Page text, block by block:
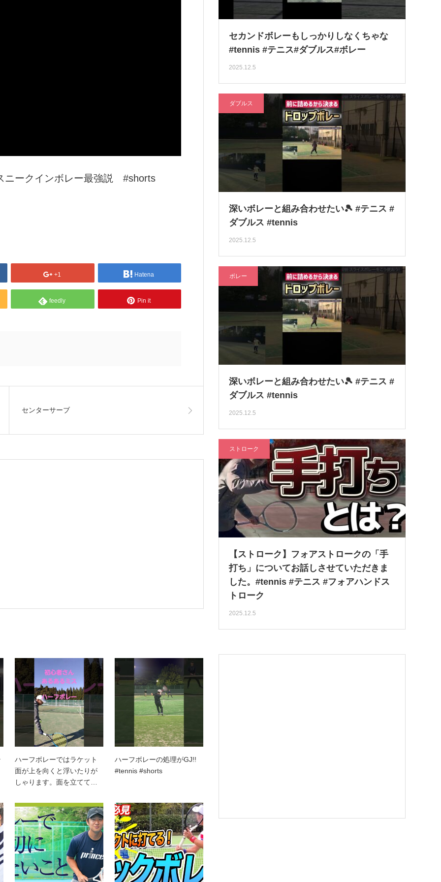
ニークインボレー最強説 #shorts
+1 Hatena
feedly Pin it
センターサーブ
ハーフボレーではラケット
面が上を向くと浮いたりが
しゃります。面を立てて…
ハーフボレーの処理がGJ!!
#tennis #shorts
セカンドボレーもしっかりしなくちゃな
#tennis #テニス#ダブルス#ボレー
2025.12.5
ダブルス
深いボレーと組み合わせたい🎾 #テニス #
ダブルス #tennis
2025.12.5
ボレー
深いボレーと組み合わせたい🎾 #テニス #
ダブルス #tennis
2025.12.5
ストローク
【ストローク】フォアストロークの「手
打ち」についてお話しさせていただきま
した。#tennis #テニス #フォアハンドス
トローク
2025.12.5